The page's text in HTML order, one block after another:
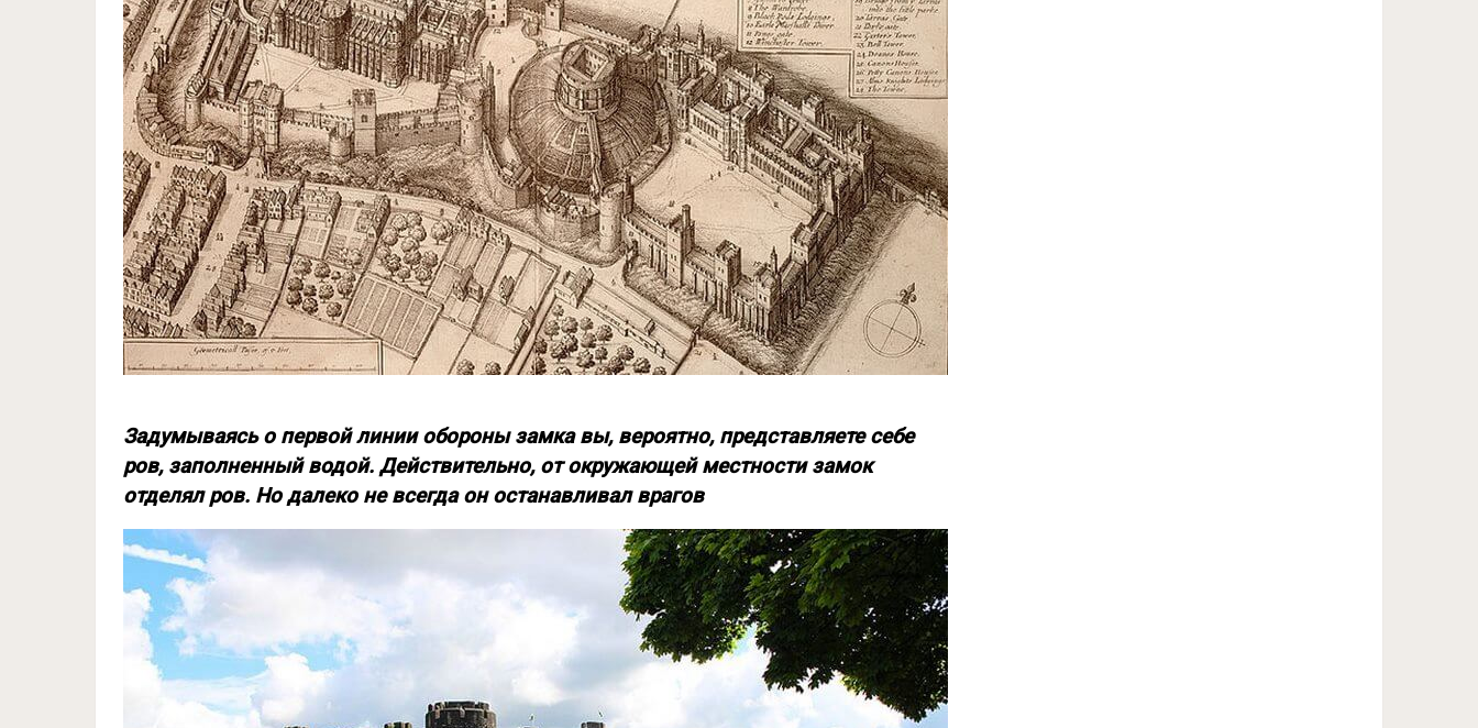
Задумываясь о первой линии обороны замка вы, вероятно, представляете себе
ров, заполненный водой. Действительно, от окружающей местности замок
отделял ров. Но далеко не всегда он останавливал врагов